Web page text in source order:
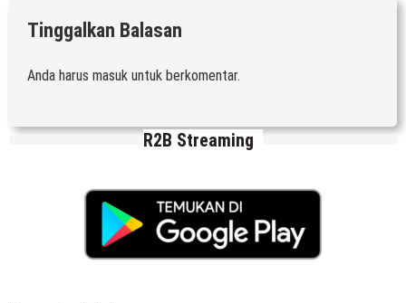
Tinggalkan Balasan
Anda harus masuk untuk berkomentar.
R2B Streaming